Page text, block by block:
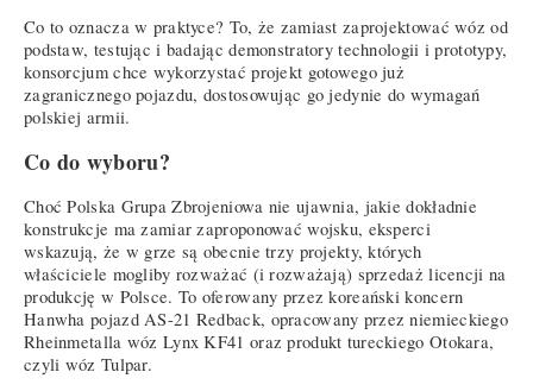
Co to oznacza w praktyce? To, że zamiast zaprojektować wóz od
podstaw, testując i badając demonstratory technologii i prototypy,
konsorcjum chce wykorzystać projekt gotowego już
zagranicznego pojazdu, dostosowując go jedynie do wymagań
polskiej armii.
Co do wyboru?
Choć Polska Grupa Zbrojeniowa nie ujawnia, jakie dokładnie
konstrukcje ma zamiar zaproponować wojsku, eksperci
wskazują, że w grze są obecnie trzy projekty, których
właściciele mogliby rozważać (i rozważają) sprzedaż licencji na
produkcję w Polsce. To oferowany przez koreański koncern
Hanwha pojazd AS-21 Redback, opracowany przez niemieckiego
Rheinmetalla wóz Lynx KF41 oraz produkt tureckiego Otokara,
czyli wóz Tulpar.